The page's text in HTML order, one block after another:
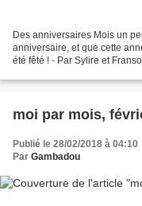
Des anniversaires Mois un
anniversaire, et que cette
été fêté ! - Par Sylire et
moi par mois,
Publié le 28/02/2018 à 04:10
Par Gambadou